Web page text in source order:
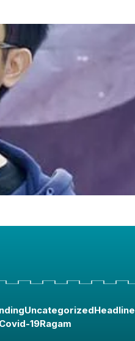
UncategorizedHeadline
Covid-19Ragam